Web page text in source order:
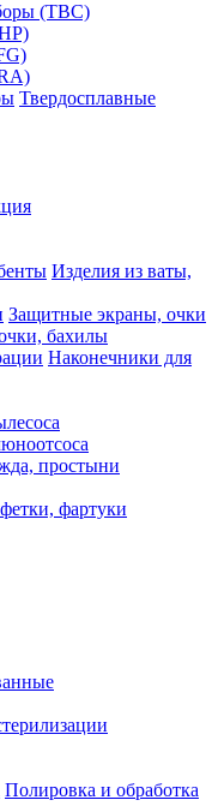
(ТВС)
Твердосплавные
Изделия из ваты,
Защитные экраны, очки
бахилы
Наконечники для
простыни
фартуки
Полировка и обработка